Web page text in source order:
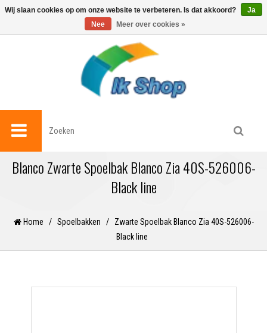
0
Blanco Zwarte Spoelbak Blanco Zia 40S-526006-
Black line
Home / Spoelbakken /
Zwarte Spoelbak Blanco Zia 40S-526006-
Black line
Wij slaan cookies op om onze website te verbeteren. Is dat akkoord?
Ja
Nee
Meer over cookies »